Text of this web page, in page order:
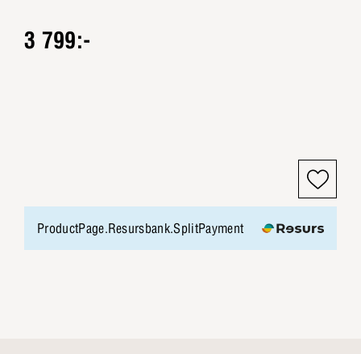
3 799:-
ProductPage.Resursbank.SplitPayment